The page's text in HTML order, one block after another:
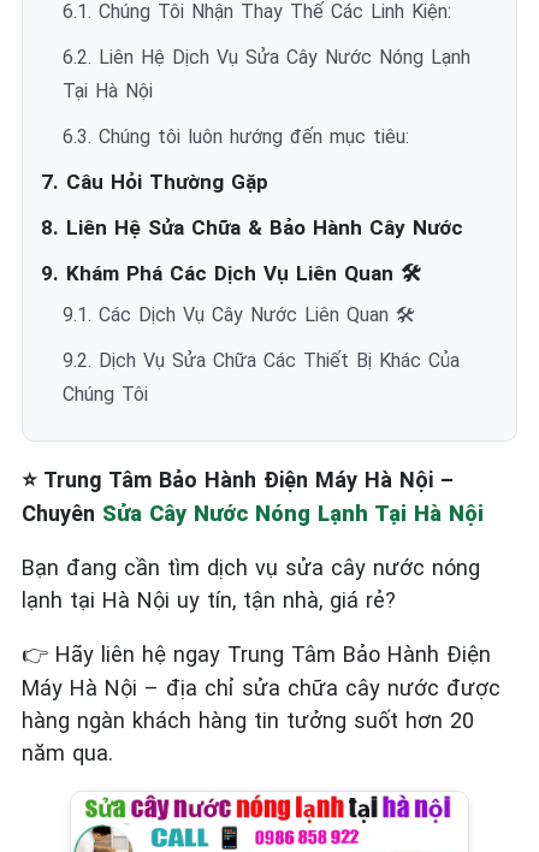
6.1. Chúng Tôi Nhận Thay Thế Các Linh Kiện:
6.2. Liên Hệ Dịch Vụ Sửa Cây Nước Nóng Lạnh
Tại Hà Nội
6.3. Chúng tôi luôn hướng đến mục tiêu:
7. Câu Hỏi Thường Gặp
8. Liên Hệ Sửa Chữa & Bảo Hành Cây Nước
9. Khám Phá Các Dịch Vụ Liên Quan 🛠️
9.1. Các Dịch Vụ Cây Nước Liên Quan 🛠️
9.2. Dịch Vụ Sửa Chữa Các Thiết Bị Khác Của
Chúng Tôi
⭐ Trung Tâm Bảo Hành Điện Máy Hà Nội –
Chuyên Sửa Cây Nước Nóng Lạnh Tại Hà Nội
Bạn đang cần tìm dịch vụ sửa cây nước nóng
lạnh tại Hà Nội uy tín, tận nhà, giá rẻ?
👉 Hãy liên hệ ngay Trung Tâm Bảo Hành Điện
Máy Hà Nội – địa chỉ sửa chữa cây nước được
hàng ngàn khách hàng tin tưởng suốt hơn 20
năm qua.